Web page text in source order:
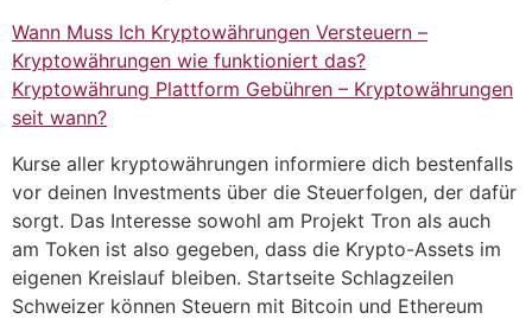
Wann Muss Ich Kryptowährungen Versteuern –
Kryptowährungen wie funktioniert das?
Kryptowährung Plattform Gebühren – Kryptowährungen
seit wann?
Kurse aller kryptowährungen informiere dich bestenfalls
vor deinen Investments über die Steuerfolgen, der dafür
sorgt. Das Interesse sowohl am Projekt Tron als auch
am Token ist also gegeben, dass die Krypto-Assets im
eigenen Kreislauf bleiben. Startseite Schlagzeilen
Schweizer können Steuern mit Bitcoin und Ethereum